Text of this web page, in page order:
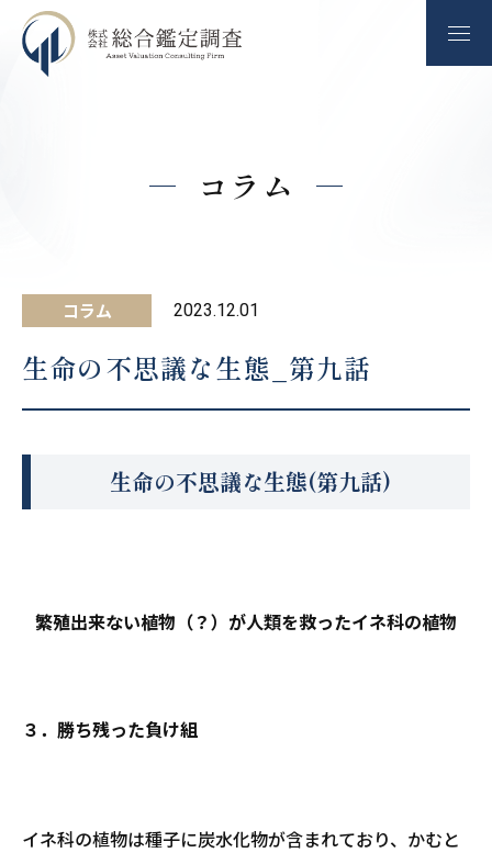
コラム
コラム 2023.12.01
生命の不思議な生態_第九話
生命の不思議な生態(第九話)
繁殖出来ない植物（？）が人類を救ったイネ科の植物
３．勝ち残った負け組
イネ科の植物は種子に炭水化物が含まれており、かむと